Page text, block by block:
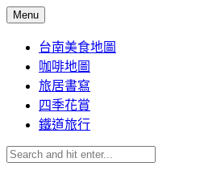
Skip
to
content
Menu
台南美食地圖
咖啡地圖
旅居書寫
四季花賞
鐵道旅行